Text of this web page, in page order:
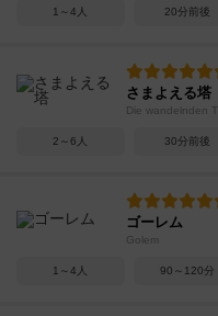
1～4人 20分前後
さまよえる塔
Die wandelnden
2～6人 30分前後
ゴーレム
Golem
1～4人 90～120分